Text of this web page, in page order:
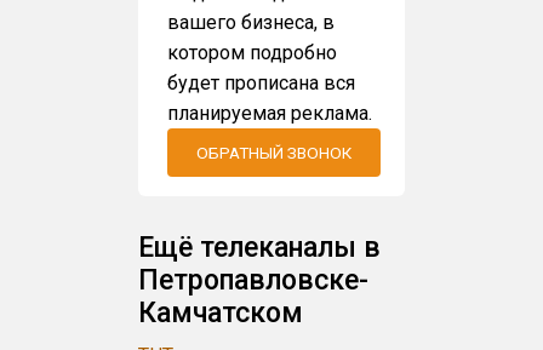
вашего бизнеса, в
котором подробно
будет прописана вся
планируемая реклама.
ОБРАТНЫЙ ЗВОНОК
Ещё телеканалы в
Петропавловске-
Камчатском